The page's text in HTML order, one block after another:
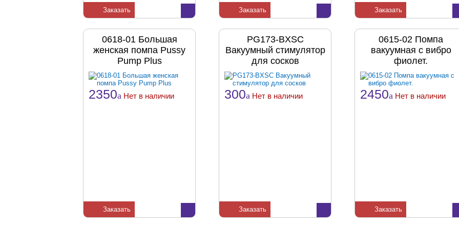
Заказать Заказать Заказать
0618-01 Большая
женская помпа Pussy
Pump Plus
2350a Нет в наличии
Заказать
PG173-BXSC
Вакуумный стимулятор
для сосков
300a Нет в наличии
Заказать
0615-02 Помпа
вакуумная с вибро
фиолет.
2450a Нет в наличии
Заказать